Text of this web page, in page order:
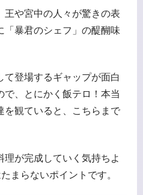
王や宮中の人々が驚きの表
「暴君のシェフ」の醍醐味
登場するギャップが面白
で、とにかく飯テロ！本当
を観ていると、こちらまで
理が完成していく気持ちよ
まらないポイントです。